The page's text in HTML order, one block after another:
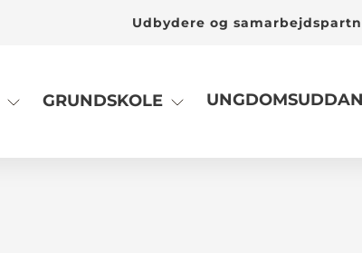
Udbydere og
GRUNDSKOLE